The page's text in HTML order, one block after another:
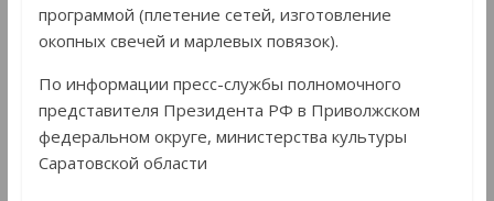
программой (плетение сетей, изготовление
окопных свечей и марлевых повязок).
По информации пресс-службы полномочного
представителя Президента РФ в Приволжском
федеральном округе, министерства культуры
Саратовской области